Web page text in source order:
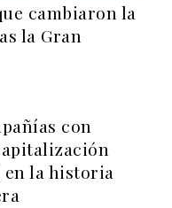
cambiaron la
la Gran
con
la historia